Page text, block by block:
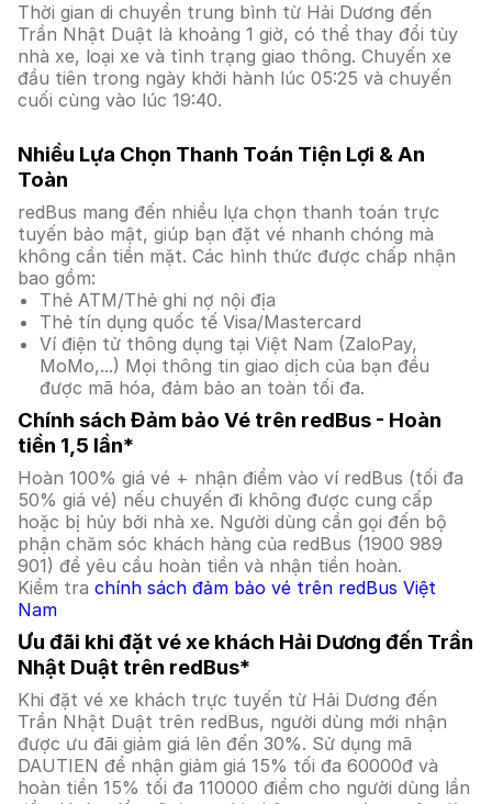
Thời gian di chuyển trung bình từ Hải Dương đến
Trần Nhật Duật là khoảng 1 giờ, có thể thay đổi tùy
nhà xe, loại xe và tình trạng giao thông. Chuyến xe
đầu tiên trong ngày khởi hành lúc 05:25 và chuyến
cuối cùng vào lúc 19:40.
Nhiều Lựa Chọn Thanh Toán Tiện Lợi & An
Toàn
redBus mang đến nhiều lựa chọn thanh toán trực
tuyến bảo mật, giúp bạn đặt vé nhanh chóng mà
không cần tiền mặt. Các hình thức được chấp nhận
bao gồm:
Thẻ ATM/Thẻ ghi nợ nội địa
Thẻ tín dụng quốc tế Visa/Mastercard
Ví điện tử thông dụng tại Việt Nam (ZaloPay,
MoMo,...) Mọi thông tin giao dịch của bạn đều
được mã hóa, đảm bảo an toàn tối đa.
Chính sách Đảm bảo Vé trên redBus - Hoàn
tiền 1,5 lần*
Hoàn 100% giá vé + nhận điểm vào ví redBus (tối đa
50% giá vé) nếu chuyến đi không được cung cấp
hoặc bị hủy bởi nhà xe. Người dùng cần gọi đến bộ
phận chăm sóc khách hàng của redBus (1900 989
901) để yêu cầu hoàn tiền và nhận tiền hoàn.
Kiểm tra chính sách đảm bảo vé trên redBus Việt
Nam
Ưu đãi khi đặt vé xe khách Hải Dương đến Trần
Nhật Duật trên redBus*
Khi đặt vé xe khách trực tuyến từ Hải Dương đến
Trần Nhật Duật trên redBus, người dùng mới nhận
được ưu đãi giảm giá lên đến 30%. Sử dụng mã
DAUTIEN để nhận giảm giá 15% tối đa 60000đ và
hoàn tiền 15% tối đa 110000 điểm cho người dùng lần